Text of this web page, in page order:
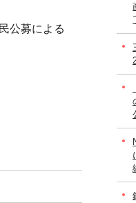
公募による